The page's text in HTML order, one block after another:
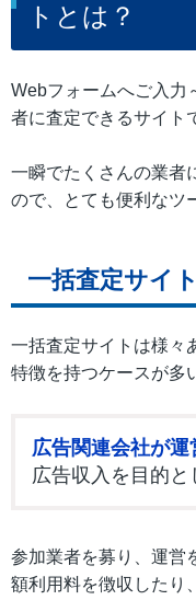
トとは？
Webフォームへご入力
者に査定できるサイト
一瞬でたくさんの業者
ので、とても便利なツ
一括査定サイ
一括査定サイトは様々
特徴を持つケースが多
広告関連会社が運
広告収入を目的と
参加業者を募り、運営
額利用料を徴収したり